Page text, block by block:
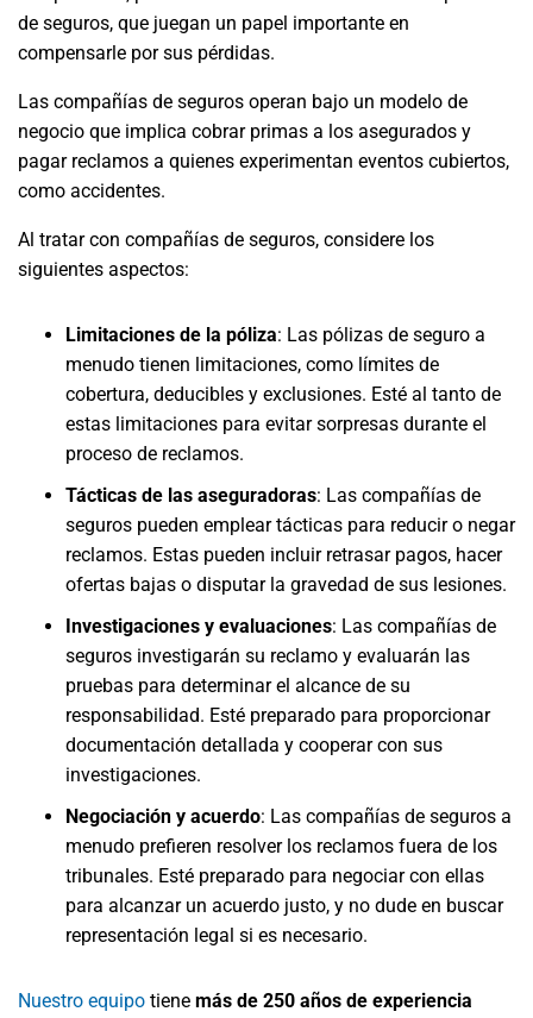
de seguros, que juegan un papel importante en
compensarle por sus pérdidas.
Las compañías de seguros operan bajo un modelo de
negocio que implica cobrar primas a los asegurados y
pagar reclamos a quienes experimentan eventos cubiertos,
como accidentes.
Al tratar con compañías de seguros, considere los
siguientes aspectos:
Limitaciones de la póliza: Las pólizas de seguro a
menudo tienen limitaciones, como límites de
cobertura, deducibles y exclusiones. Esté al tanto de
estas limitaciones para evitar sorpresas durante el
proceso de reclamos.
Tácticas de las aseguradoras: Las compañías de
seguros pueden emplear tácticas para reducir o negar
reclamos. Estas pueden incluir retrasar pagos, hacer
ofertas bajas o disputar la gravedad de sus lesiones.
Investigaciones y evaluaciones: Las compañías de
seguros investigarán su reclamo y evaluarán las
pruebas para determinar el alcance de su
responsabilidad. Esté preparado para proporcionar
documentación detallada y cooperar con sus
investigaciones.
Negociación y acuerdo: Las compañías de seguros a
menudo prefieren resolver los reclamos fuera de los
tribunales. Esté preparado para negociar con ellas
para alcanzar un acuerdo justo, y no dude en buscar
representación legal si es necesario.
Nuestro equipo tiene más de 250 años de experiencia